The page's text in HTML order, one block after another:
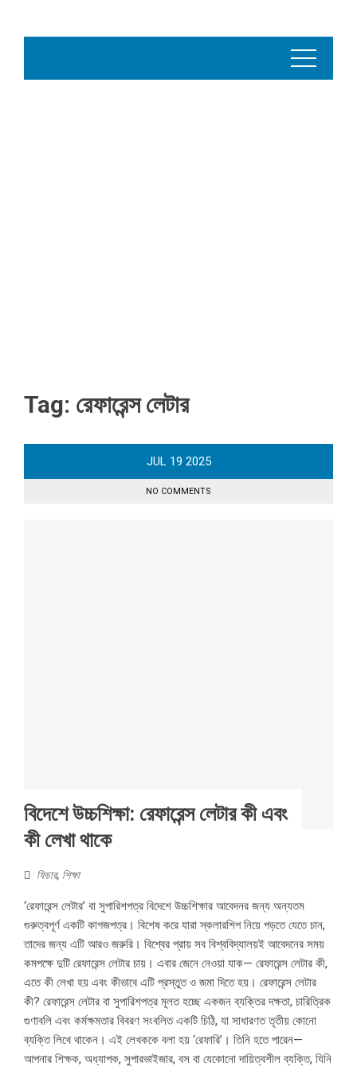
Tag: রেফারেন্স লেটার
JUL 19 2025
NO COMMENTS
বিদেশে উচ্চশিক্ষা: রেফারেন্স লেটার কী এবং
কী লেখা থাকে
ফিচার, শিক্ষা
‘রেফারেন্স লেটার’ বা সুপারিশপত্র বিদেশে উচ্চশিক্ষার আবেদনর জন্য অন্যতম
গুরুত্বপূর্ণ একটি কাগজপত্র। বিশেষ করে যারা স্কলারশিপ নিয়ে পড়তে যেতে চান,
তাদের জন্য এটি আরও জরুরি। বিশ্বের প্রায় সব বিশ্ববিদ্যালয়ই আবেদনের সময়
কমপক্ষে দুটি রেফারেন্স লেটার চায়। এবার জেনে নেওয়া যাক— রেফারেন্স লেটার কী,
এতে কী লেখা হয় এবং কীভাবে এটি প্রস্তুত ও জমা দিতে হয়। রেফারেন্স লেটার
কী? রেফারেন্স লেটার বা সুপারিশপত্র মূলত হচ্ছে একজন ব্যক্তির দক্ষতা, চারিত্রিক
গুণাবলি এবং কর্মক্ষমতার বিবরণ সংবলিত একটি চিঠি, যা সাধারণত তৃতীয় কোনো
ব্যক্তি লিখে থাকেন। এই লেখককে বলা হয় ‘রেফারি’। তিনি হতে পারেন—
আপনার শিক্ষক, অধ্যাপক, সুপারভাইজার, বস বা যেকোনো দায়িত্বশীল ব্যক্তি, যিনি